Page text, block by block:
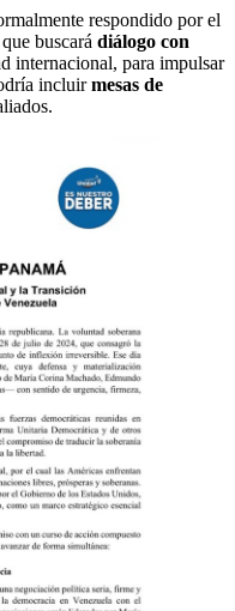
respondido por el
buscará diálogo con
internacional, para impulsar
incluirmesas de